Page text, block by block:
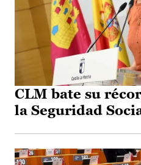
CLM bate su
la Seguridad